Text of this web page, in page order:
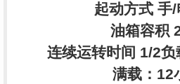
起动方式 手
油箱容积
连续运转时间 1/2
满载：12